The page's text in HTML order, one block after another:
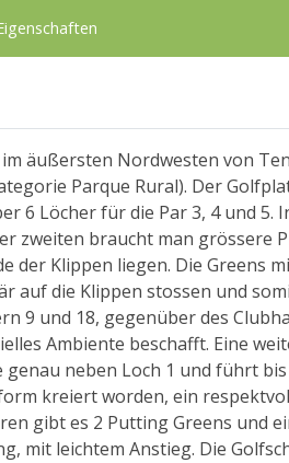
äußersten Nordwesten von
Parque Rural). Der
6 Löcher für die Par 3, 4 und 5.
zweiten braucht man grössere
der Klippen liegen. Die Greens
auf die Klippen stossen und
9 und 18, gegenüber des
Ambiente beschafft. Eine
neben Loch 1 und führt bis
kreiert worden, ein
gibt es 2 Putting Greens und
mit leichtem Anstieg. Die